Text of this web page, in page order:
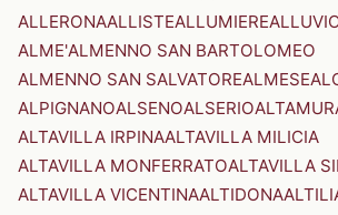
ALLERONAALLISTEALLUMIERE
ALME'ALMENNO SAN BARTOLOMEO
ALMENNO SAN SALVATOREALMESE
ALPIGNANOALSENOALSERIO
ALTAVILLA IRPINAALTAVILLA MILICIA
ALTAVILLA MONFERRATOALTAVILLA
ALTAVILLA VICENTINAALTIDONA